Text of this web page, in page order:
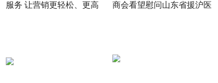
服务 让营销更轻松、更高
商会看望慰问山东省援沪医